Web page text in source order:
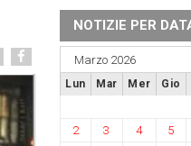
NOTIZIE PER
Marzo 2026
Lun Mar Mer Gio
2
3 4 5